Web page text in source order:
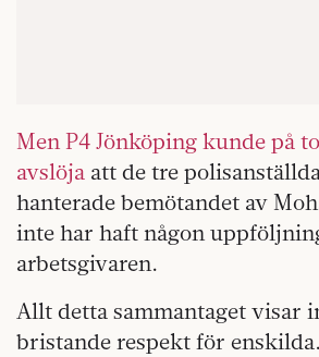
Men P4 Jönköping kunde på
avslöja att de tre
hanterade bemötandet av
inte har haft någon
arbetsgivaren.
Allt detta sammantaget visar
bristande respekt för